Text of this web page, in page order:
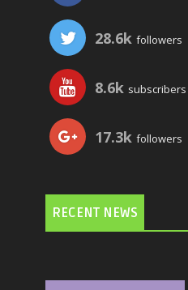
28.6k followers
8.6k subscribers
17.3k followers
RECENT NEWS